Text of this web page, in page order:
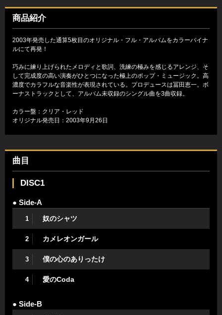
商品紹介
2003年発売した通算5枚目のオリジナル・フル・アルバムをカラーバイナ
ルにて再発！
巧みに練り上げられたメロディと歌詞、洗練の極みを感じるアレンジ、そ
して完成度の高い演奏がひとつになった極上のポップ・ミュージック。高
濃度でカラフルな音楽性が表現されている。プロデュースは冨田恵一。ボ
ーナストラックとして、アルバム未収録のシングル曲を3曲収録。
カラー盤：クリア・レッド
オリジナル発売日：2003年9月26日
曲目
DISC1
● Side-A
1 奴のシャツ
2 カメレオンガール
3 僕の心のありったけ
4 愛のCoda
● Side-B